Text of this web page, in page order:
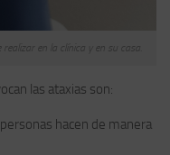
en la clínica y en su casa.
las ataxias son:
hacen de manera